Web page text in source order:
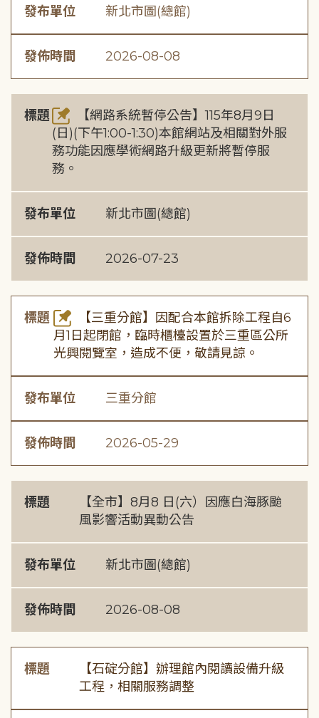
發布單位 新北市圖(總館)
發佈時間 2026-08-08
標題
【網路系統暫停公告】115年8月9日
(日)(下午1:00-1:30)本館網站及相關對外服
務功能因應學術網路升級更新將暫停服
務。
發布單位 新北市圖(總館)
發佈時間 2026-07-23
標題
【三重分館】因配合本館拆除工程自6
月1日起閉館，臨時櫃檯設置於三重區公所
光興閱覽室，造成不便，敬請見諒。
發布單位 三重分館
發佈時間 2026-05-29
標題
【全市】8月8 日(六）因應白海豚颱
風影響活動異動公告
發布單位 新北市圖(總館)
發佈時間 2026-08-08
標題
【石碇分館】辦理館內閱讀設備升級
工程，相關服務調整